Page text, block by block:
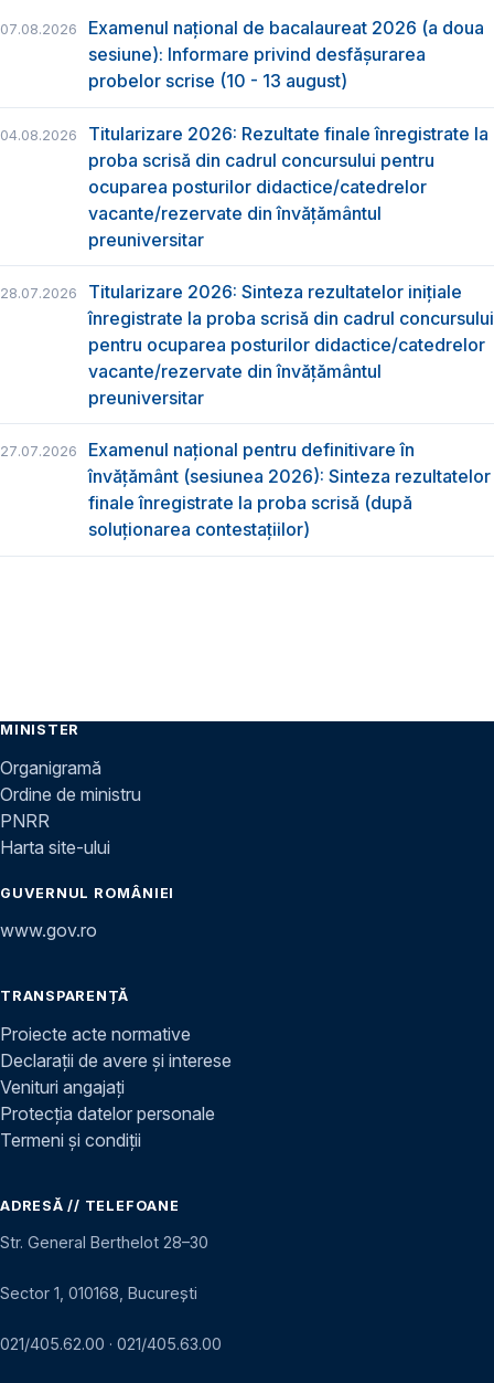
07.08.2026
Examenul național de bacalaureat 2026 (a doua
sesiune): Informare privind desfășurarea
probelor scrise (10 - 13 august)
04.08.2026
Titularizare 2026: Rezultate finale înregistrate la
proba scrisă din cadrul concursului pentru
ocuparea posturilor didactice/catedrelor
vacante/rezervate din învăţământul
preuniversitar
28.07.2026
Titularizare 2026: Sinteza rezultatelor inițiale
înregistrate la proba scrisă din cadrul concursului
pentru ocuparea posturilor didactice/catedrelor
vacante/rezervate din învăţământul
preuniversitar
27.07.2026
Examenul național pentru definitivare în
învățământ (sesiunea 2026): Sinteza rezultatelor
finale înregistrate la proba scrisă (după
soluționarea contestațiilor)
MINISTER
Organigramă
Ordine de ministru
PNRR
Harta site-ului
GUVERNUL ROMÂNIEI
www.gov.ro
TRANSPARENȚĂ
Proiecte acte normative
Declarații de avere și interese
Venituri angajați
Protecția datelor personale
Termeni și condiții
ADRESĂ // TELEFOANE
Str. General Berthelot 28–30
Sector 1, 010168, București
021/405.62.00 · 021/405.63.00